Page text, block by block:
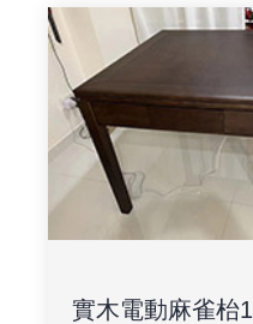
實木電動麻雀枱1